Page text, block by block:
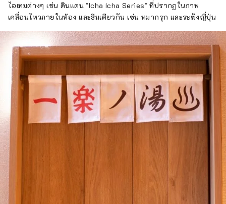
ไอเทมต่างๆ เช่น ดินแดน "Icha Icha Series" ที่ปรากฏในภาพ
เคลื่อนไหวภายในห้อง และธีมเดียวกัน เช่น หมากรุก และระฆังญี่ปุ่น